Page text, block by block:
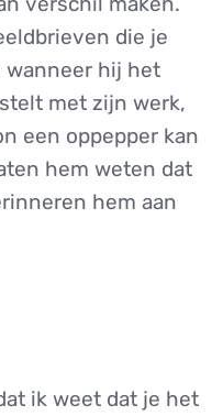
die je
wanneer hij het
met zijn werk,
een oppepper kan
hem weten dat
hem aan
ik weet dat je het